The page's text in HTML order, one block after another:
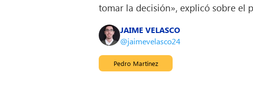
tomar la decisión», explicó sobre el
JAIME VELASCO
@jaimevelasco24
Pedro Martínez